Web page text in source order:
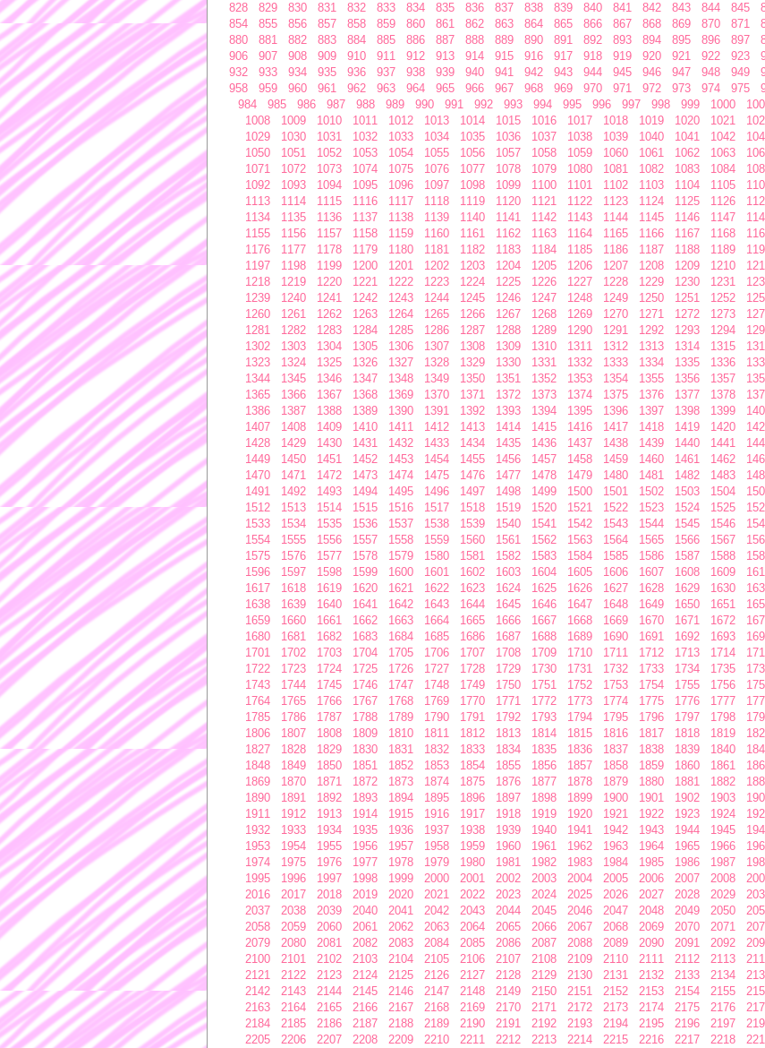
828
829 830 831 832 833 834 835 836 837 838 839 840 841 842 843 844 845
854
855 856 857 858 859 860 861 862 863 864 865 866 867 868 869 870 871
880
881 882 883 884 885 886 887 888 889 890 891 892 893 894 895 896 897
906
907 908 909 910 911 912 913 914 915 916 917 918 919 920 921 922 923
932
933 934 935 936 937 938 939 940 941 942 943 944 945 946 947 948 949
958
959 960 961 962 963 964 965 966 967 968 969 970 971 972 973 974 975
984
985 986 987 988 989 990 991 992 993 994 995 996 997 998 999 1000
1008
1009 1010 1011 1012 1013 1014 1015 1016 1017 1018 1019 1020 1021
1029
1030 1031 1032 1033 1034 1035 1036 1037 1038 1039 1040 1041 1042
1050
1051 1052 1053 1054 1055 1056 1057 1058 1059 1060 1061 1062 1063
1071
1072 1073 1074 1075 1076 1077 1078 1079 1080 1081 1082 1083 1084
1092
1093 1094 1095 1096 1097 1098 1099 1100 1101 1102 1103 1104 1105
1113
1114 1115 1116 1117 1118 1119 1120 1121 1122 1123 1124 1125 1126
1134
1135 1136 1137 1138 1139 1140 1141 1142 1143 1144 1145 1146 1147
1155
1156 1157 1158 1159 1160 1161 1162 1163 1164 1165 1166 1167 1168
1176
1177 1178 1179 1180 1181 1182 1183 1184 1185 1186 1187 1188 1189
1197
1198 1199 1200 1201 1202 1203 1204 1205 1206 1207 1208 1209 1210
1218
1219 1220 1221 1222 1223 1224 1225 1226 1227 1228 1229 1230 1231
1239
1240 1241 1242 1243 1244 1245 1246 1247 1248 1249 1250 1251 1252
1260
1261 1262 1263 1264 1265 1266 1267 1268 1269 1270 1271 1272 1273
1281
1282 1283 1284 1285 1286 1287 1288 1289 1290 1291 1292 1293 1294
1302
1303 1304 1305 1306 1307 1308 1309 1310 1311 1312 1313 1314 1315
1323
1324 1325 1326 1327 1328 1329 1330 1331 1332 1333 1334 1335 1336
1344
1345 1346 1347 1348 1349 1350 1351 1352 1353 1354 1355 1356 1357
1365
1366 1367 1368 1369 1370 1371 1372 1373 1374 1375 1376 1377 1378
1386
1387 1388 1389 1390 1391 1392 1393 1394 1395 1396 1397 1398 1399
1407
1408 1409 1410 1411 1412 1413 1414 1415 1416 1417 1418 1419 1420
1428
1429 1430 1431 1432 1433 1434 1435 1436 1437 1438 1439 1440 1441
1449
1450 1451 1452 1453 1454 1455 1456 1457 1458 1459 1460 1461 1462
1470
1471 1472 1473 1474 1475 1476 1477 1478 1479 1480 1481 1482 1483
1491
1492 1493 1494 1495 1496 1497 1498 1499 1500 1501 1502 1503 1504
1512
1513 1514 1515 1516 1517 1518 1519 1520 1521 1522 1523 1524 1525
1533
1534 1535 1536 1537 1538 1539 1540 1541 1542 1543 1544 1545 1546
1554
1555 1556 1557 1558 1559 1560 1561 1562 1563 1564 1565 1566 1567
1575
1576 1577 1578 1579 1580 1581 1582 1583 1584 1585 1586 1587 1588
1596
1597 1598 1599 1600 1601 1602 1603 1604 1605 1606 1607 1608 1609
1617
1618 1619 1620 1621 1622 1623 1624 1625 1626 1627 1628 1629 1630
1638
1639 1640 1641 1642 1643 1644 1645 1646 1647 1648 1649 1650 1651
1659
1660 1661 1662 1663 1664 1665 1666 1667 1668 1669 1670 1671 1672
1680
1681 1682 1683 1684 1685 1686 1687 1688 1689 1690 1691 1692 1693
1701
1702 1703 1704 1705 1706 1707 1708 1709 1710 1711 1712 1713 1714
1722
1723 1724 1725 1726 1727 1728 1729 1730 1731 1732 1733 1734 1735
1743
1744 1745 1746 1747 1748 1749 1750 1751 1752 1753 1754 1755 1756
1764
1765 1766 1767 1768 1769 1770 1771 1772 1773 1774 1775 1776 1777
1785
1786 1787 1788 1789 1790 1791 1792 1793 1794 1795 1796 1797 1798
1806
1807 1808 1809 1810 1811 1812 1813 1814 1815 1816 1817 1818 1819
1827
1828 1829 1830 1831 1832 1833 1834 1835 1836 1837 1838 1839 1840
1848
1849 1850 1851 1852 1853 1854 1855 1856 1857 1858 1859 1860 1861
1869
1870 1871 1872 1873 1874 1875 1876 1877 1878 1879 1880 1881 1882
1890
1891 1892 1893 1894 1895 1896 1897 1898 1899 1900 1901 1902 1903
1911
1912 1913 1914 1915 1916 1917 1918 1919 1920 1921 1922 1923 1924
1932
1933 1934 1935 1936 1937 1938 1939 1940 1941 1942 1943 1944 1945
1953
1954 1955 1956 1957 1958 1959 1960 1961 1962 1963 1964 1965 1966
1974
1975 1976 1977 1978 1979 1980 1981 1982 1983 1984 1985 1986 1987
1995
1996 1997 1998 1999 2000 2001 2002 2003 2004 2005 2006 2007 2008
2016
2017 2018 2019 2020 2021 2022 2023 2024 2025 2026 2027 2028 2029
2037
2038 2039 2040 2041 2042 2043 2044 2045 2046 2047 2048 2049 2050
2058
2059 2060 2061 2062 2063 2064 2065 2066 2067 2068 2069 2070 2071
2079
2080 2081 2082 2083 2084 2085 2086 2087 2088 2089 2090 2091 2092
2100
2101 2102 2103 2104 2105 2106 2107 2108 2109 2110 2111 2112 2113
2121
2122 2123 2124 2125 2126 2127 2128 2129 2130 2131 2132 2133 2134
2142
2143 2144 2145 2146 2147 2148 2149 2150 2151 2152 2153 2154 2155
2163
2164 2165 2166 2167 2168 2169 2170 2171 2172 2173 2174 2175 2176
2184
2185 2186 2187 2188 2189 2190 2191 2192 2193 2194 2195 2196 2197
2205
2206 2207 2208 2209 2210 2211 2212 2213 2214 2215 2216 2217 2218